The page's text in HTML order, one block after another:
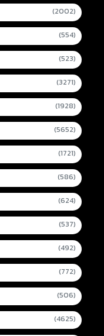
(2002)
(554)
(523)
(3271)
(1928)
(5652)
(1721)
(586)
(624)
(537)
(492)
(772)
(506)
(4625)